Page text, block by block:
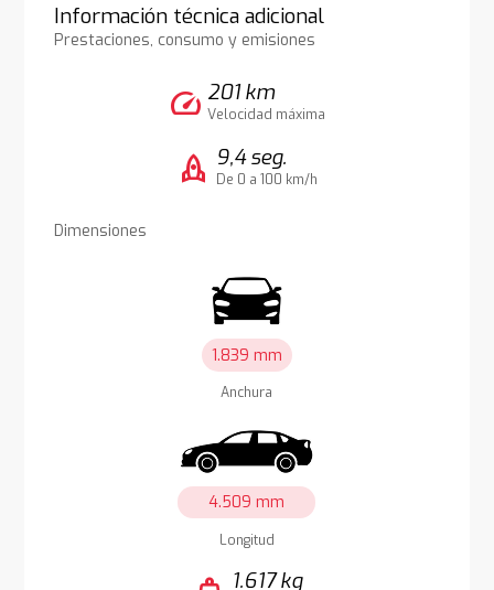
Información técnica adicional
Prestaciones, consumo y emisiones
speed 201 km
Velocidad máxima
rocket 9,4 seg.
De 0 a 100 km/h
Dimensiones
1.839 mm
Anchura
4.509 mm
Longitud
1.617 kg